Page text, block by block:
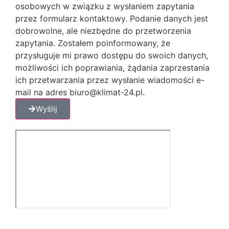
osobowych w związku z wysłaniem zapytania
przez formularz kontaktowy. Podanie danych jest
dobrowolne, ale niezbędne do przetworzenia
zapytania. Zostałem poinformowany, że
przysługuje mi prawo dostępu do swoich danych,
możliwości ich poprawiania, żądania zaprzestania
ich przetwarzania przez wysłanie wiadomości e-
mail na adres biuro@klimat-24.pl.
Wyślij